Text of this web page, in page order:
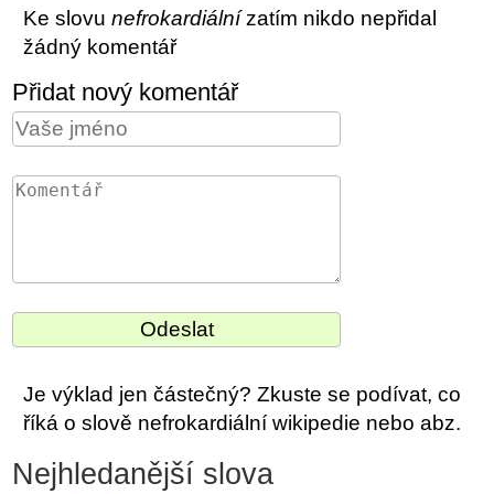
Ke slovunefrokardiálnízatím nikdo nepřidal
žádný komentář
Přidat nový komentář
Je výklad jen částečný? Zkuste se podívat, co
říká o slově nefrokardiální wikipedie nebo abz.
Nejhledanější slova